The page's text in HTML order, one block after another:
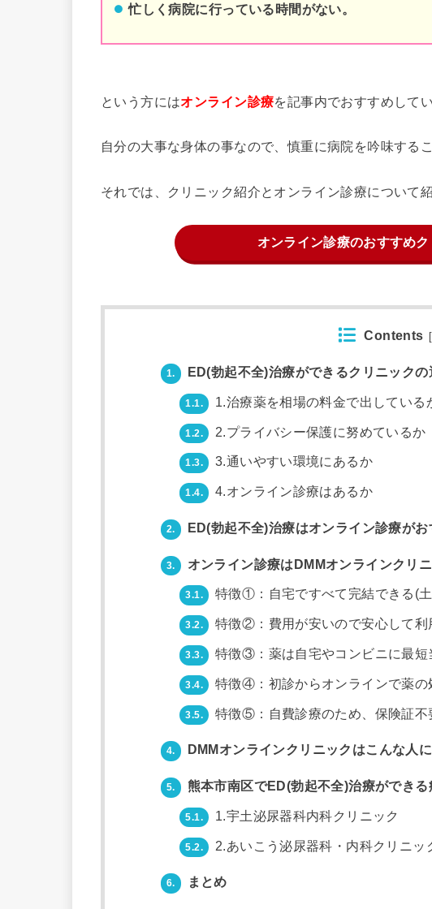
忙しく病院に行っている時間がない。
という方にはオンライン診療を記事内でおすすめしてい
自分の大事な身体の事なので、慎重に病院を吟味する
それでは、クリニック紹介とオンライン診療について
オンライン診療のおすすめ
Contents
1. ED(勃起不全)治療ができるクリニックの
1.1. 1.治療薬を相場の料金で出している
1.2. 2.プライバシー保護に努めているか
1.3. 3.通いやすい環境にあるか
1.4. 4.オンライン診療はあるか
2. ED(勃起不全)治療はオンライン診療がお
3. オンライン診療はDMMオンラインクリ
3.1. 特徴①：自宅ですべて完結できる(
3.2. 特徴②：費用が安いので安心して利
3.3. 特徴③：薬は自宅やコンビニに最短
3.4. 特徴④：初診からオンラインで薬の
3.5. 特徴⑤：自費診療のため、保険証不
4. DMMオンラインクリニックはこんな人
5. 熊本市南区でED(勃起不全)治療ができる
5.1. 1.宇土泌尿器科内科クリニック
5.2. 2.あいこう泌尿器科・内科クリニッ
6. まとめ